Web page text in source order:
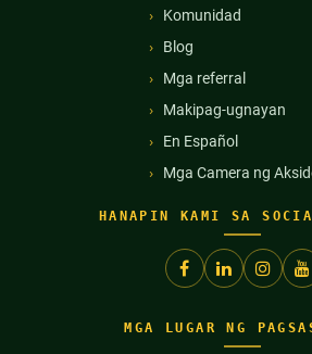
Komunidad
Blog
Mga referral
Makipag-ugnayan
En Español
Mga Camera ng
HANAPIN KAMI SA
MGA LUGAR NG